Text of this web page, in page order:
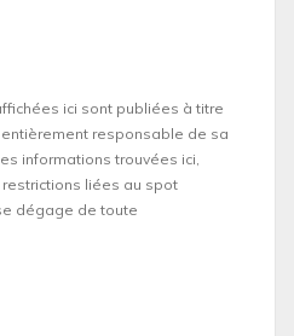
ici sont publiées à titre
responsable de sa
informations trouvées ici,
liées au spot
dégage de toute